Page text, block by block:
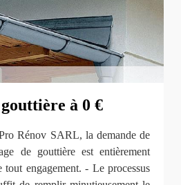
à 0 €
Rénov SARL, la demande de
de gouttière est entièrement
tout engagement. - Le processus